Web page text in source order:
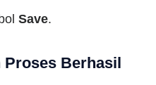
Save.
Proses Berhasil